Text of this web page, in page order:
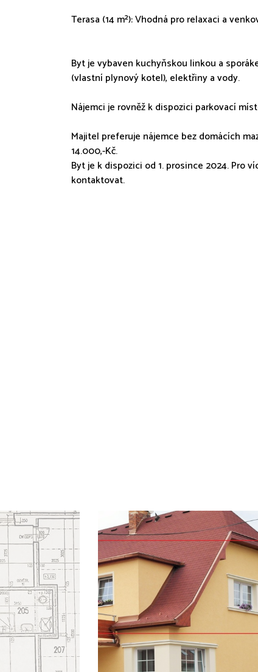
Terasa (14 m²): Vhodná pro relaxaci a
Byt je vybaven kuchyňskou linkou a
(vlastní plynový kotel), elektřiny a vody.
Nájemci je rovněž k dispozici parkovací
Majitel preferuje nájemce bez domácích
14.000,-Kč.
Byt je k dispozici od 1. prosince 2024. Pro
kontaktovat.